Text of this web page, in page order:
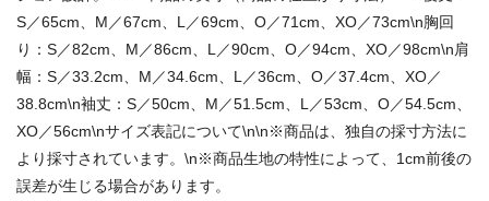
S／65cm、M／67cm、L／69cm、O／71cm、XO／73cm\n胸回
り：S／82cm、M／86cm、L／90cm、O／94cm、XO／98cm\n肩
幅：S／33.2cm、M／34.6cm、L／36cm、O／37.4cm、XO／
38.8cm\n袖丈：S／50cm、M／51.5cm、L／53cm、O／54.5cm、
XO／56cm\nサイズ表記について\n\n※商品は、独自の採寸方法に
より採寸されています。\n※商品生地の特性によって、1cm前後の
誤差が生じる場合があります。